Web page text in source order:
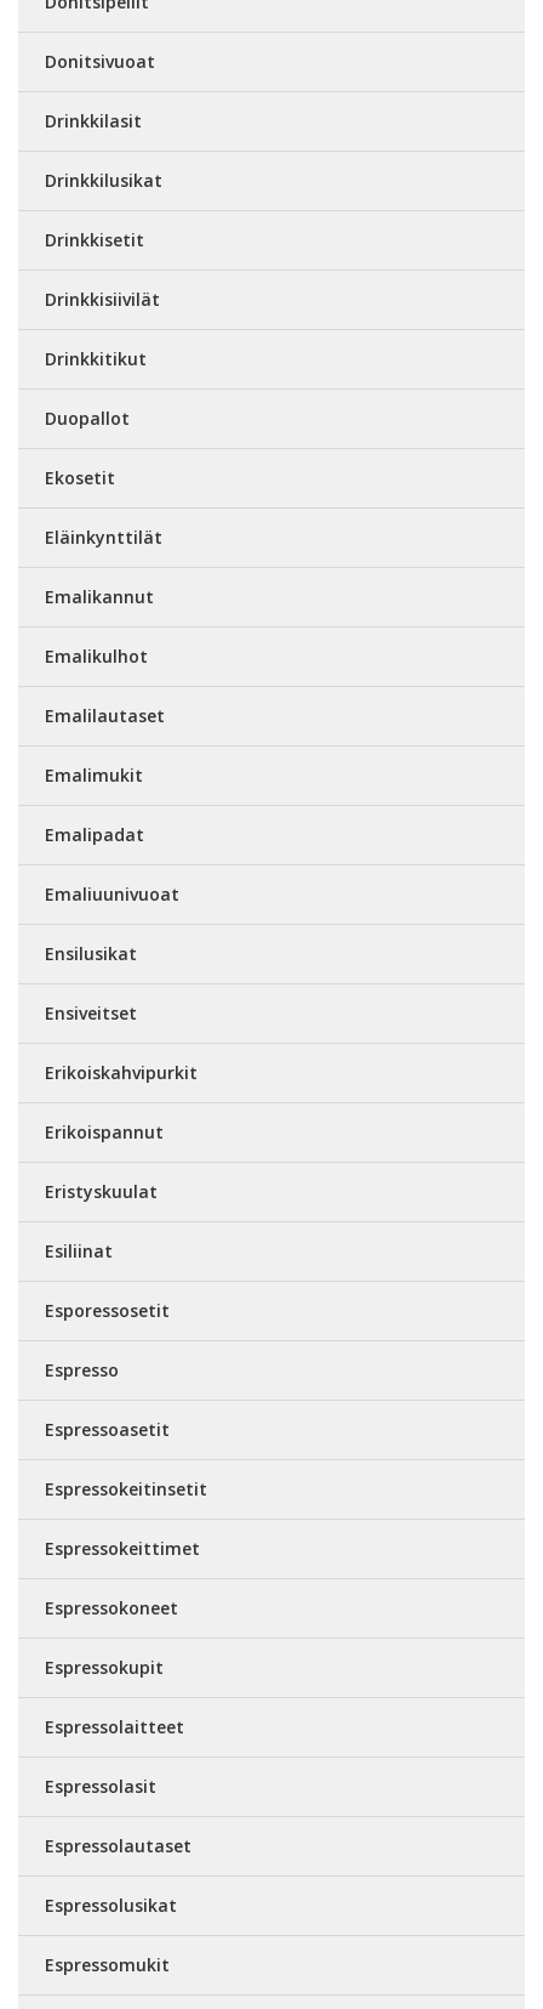
Donitsivuoat
Drinkkilasit
Drinkkilusikat
Drinkkisetit
Drinkkisiivilät
Drinkkitikut
Duopallot
Ekosetit
Eläinkynttilät
Emalikannut
Emalikulhot
Emalilautaset
Emalimukit
Emalipadat
Emaliuunivuoat
Ensilusikat
Ensiveitset
Erikoiskahvipurkit
Erikoispannut
Eristyskuulat
Esiliinat
Esporessosetit
Espresso
Espressoasetit
Espressokeitinsetit
Espressokeittimet
Espressokoneet
Espressokupit
Espressolaitteet
Espressolasit
Espressolautaset
Espressolusikat
Espressomukit